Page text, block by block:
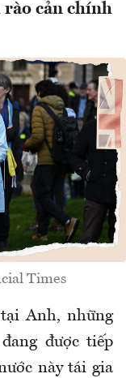
cản chính
Times
Anh, những
được tiếp
này tái gia